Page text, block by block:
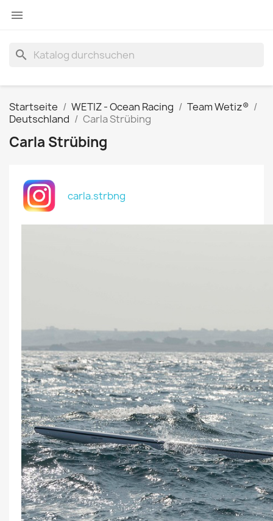

search
Startseite WETIZ - Ocean Racing
Team Wetiz®
Deutschland
Carla Strübing
Carla Strübing
carla.strbng